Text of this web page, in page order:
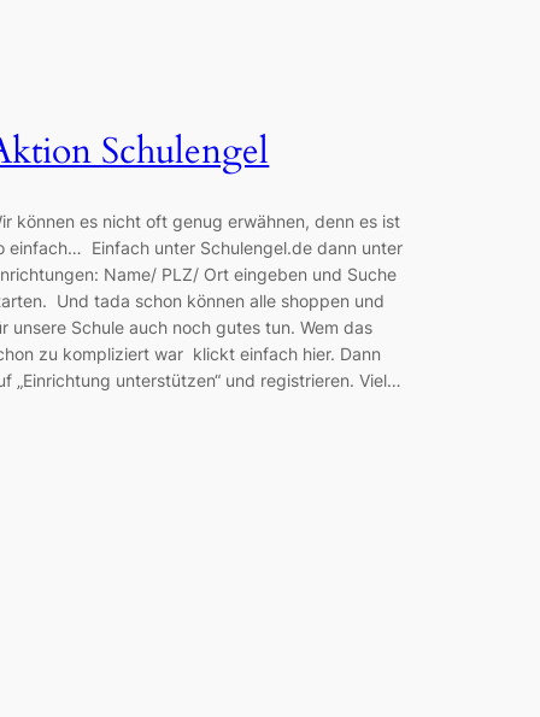
Schulengel
können es nicht oft genug erwähnen, denn es ist
einfach… Einfach unter Schulengel.de dann unter
Name/ PLZ/ Ort eingeben und Suche
Und tada schon können alle shoppen und
unsere Schule auch noch gutes tun. Wem das
zu kompliziert war klickt einfach hier. Dann
„Einrichtung unterstützen“ und registrieren. Viel…